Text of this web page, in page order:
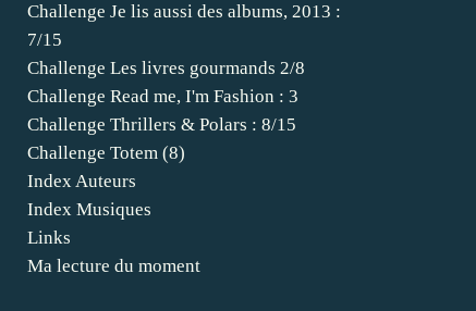
Challenge Je lis aussi des albums, 2013 :
7/15
Challenge Les livres gourmands 2/8
Challenge Read me, I'm Fashion : 3
Challenge Thrillers & Polars : 8/15
Challenge Totem (8)
Index Auteurs
Index Musiques
Links
Ma lecture du moment